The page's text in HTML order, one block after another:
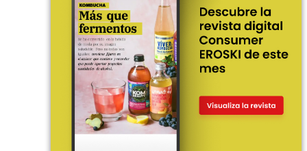
Contacto
Prensa
Corpus Lingüístico Consumer
© Fundación EROSKI
Aviso legal
Políticas de privacidad
Políticas de cookies